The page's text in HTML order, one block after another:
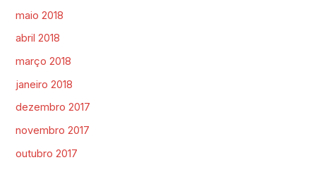
maio 2018
abril 2018
março 2018
janeiro 2018
dezembro 2017
novembro 2017
outubro 2017